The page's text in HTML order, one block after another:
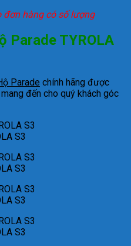
đơn hàng có số lượng
Parade TYROLA
Parade chính hãng được
đến cho quý khách góc
S3
S3
S3
S3